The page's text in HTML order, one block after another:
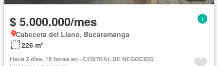
$ 5.000.000/mes
Cabecera del Llano, Bucaramanga
226 m²
Hace 2 días, 16 horas en - CENTRAL DE NEGOCIOS